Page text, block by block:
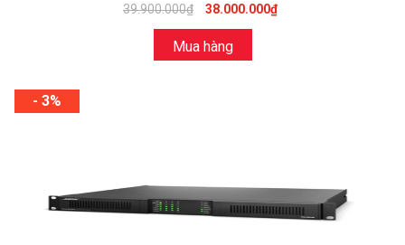
39.900.000₫ 38.000.000₫
Mua hàng
- 3%